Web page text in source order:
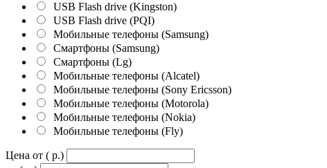
USB Flash drive (Kingston)
USB Flash drive (PQI)
Мобильные телефоны (Samsung)
Смартфоны (Samsung)
Смартфоны (Lg)
Мобильные телефоны (Alcatel)
Мобильные телефоны (Sony Ericsson)
Мобильные телефоны (Motorola)
Мобильные телефоны (Nokia)
Мобильные телефоны (Fly)
Цена от ( p.)